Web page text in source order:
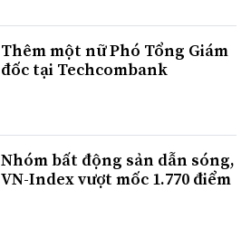
Thêm một nữ Phó Tổng Giám
đốc tại Techcombank
Nhóm bất động sản dẫn sóng,
VN-Index vượt mốc 1.770 điểm